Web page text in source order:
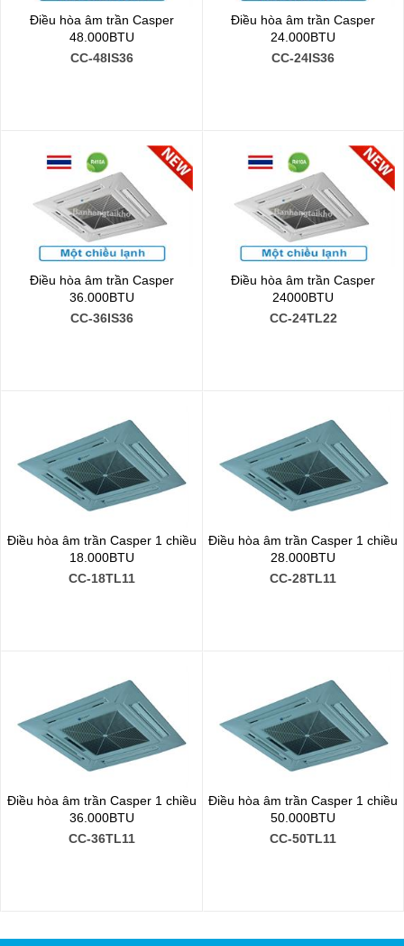
Điều hòa âm trần Casper
48.000BTU
CC-48IS36
Điều hòa âm trần Casper
24.000BTU
CC-24IS36
Điều hòa âm trần Casper
36.000BTU
CC-36IS36
Điều hòa âm trần Casper
24000BTU
CC-24TL22
Điều hòa âm trần Casper 1 chiều
18.000BTU
CC-18TL11
Điều hòa âm trần Casper 1 chiều
28.000BTU
CC-28TL11
Điều hòa âm trần Casper 1 chiều
36.000BTU
CC-36TL11
Điều hòa âm trần Casper 1 chiều
50.000BTU
CC-50TL11